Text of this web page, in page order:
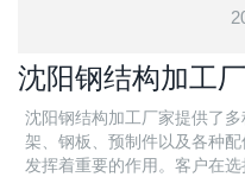
沈阳钢结构加工
沈阳钢结构加工厂家提供了
架、钢板、预制件以及各种
发挥着重要的作用。客户在